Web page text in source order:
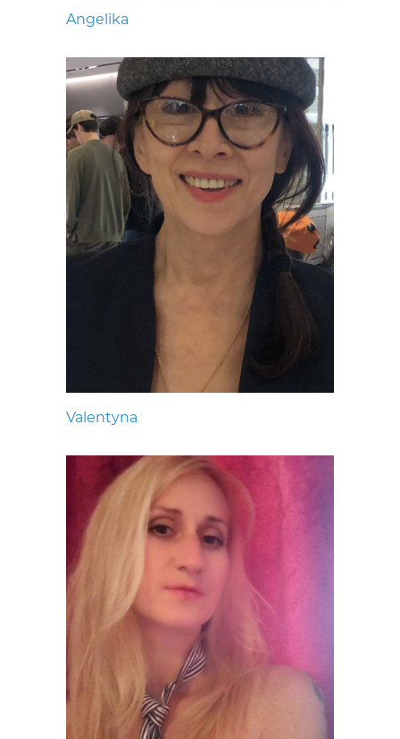
Angelika
Valentyna